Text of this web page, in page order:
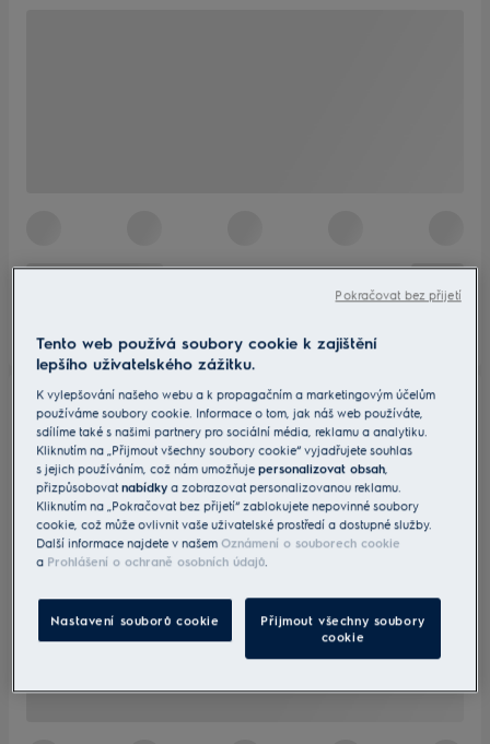
Tento web používá soubory cookie k zajištění
lepšího uživatelského zážitku.
K vylepšování našeho webu a k propagačním a marketingovým účelům
používáme soubory cookie. Informace o tom, jak náš web používáte,
sdílíme také s našimi partnery pro sociální média, reklamu a analytiku.
Kliknutím na „Přijmout všechny soubory cookie“ vyjadřujete souhlas
s jejich používáním, což nám umožňujepersonalizovat obsah
přizpůsobovatnabídky a zobrazovat personalizovanou reklamu.
Kliknutím na „Pokračovat bez přijetí“ zablokujete nepovinné soubory
cookie, což může ovlivnit vaše uživatelské prostředí a dostupné služby.
Další informace najdete v našemOznámení o souborech cookie
a Prohlášení o ochraně osobních údajů
Nastavení souborů cookie
Přijmout všechny soubory
cookie
Pokračovat bez přijetí